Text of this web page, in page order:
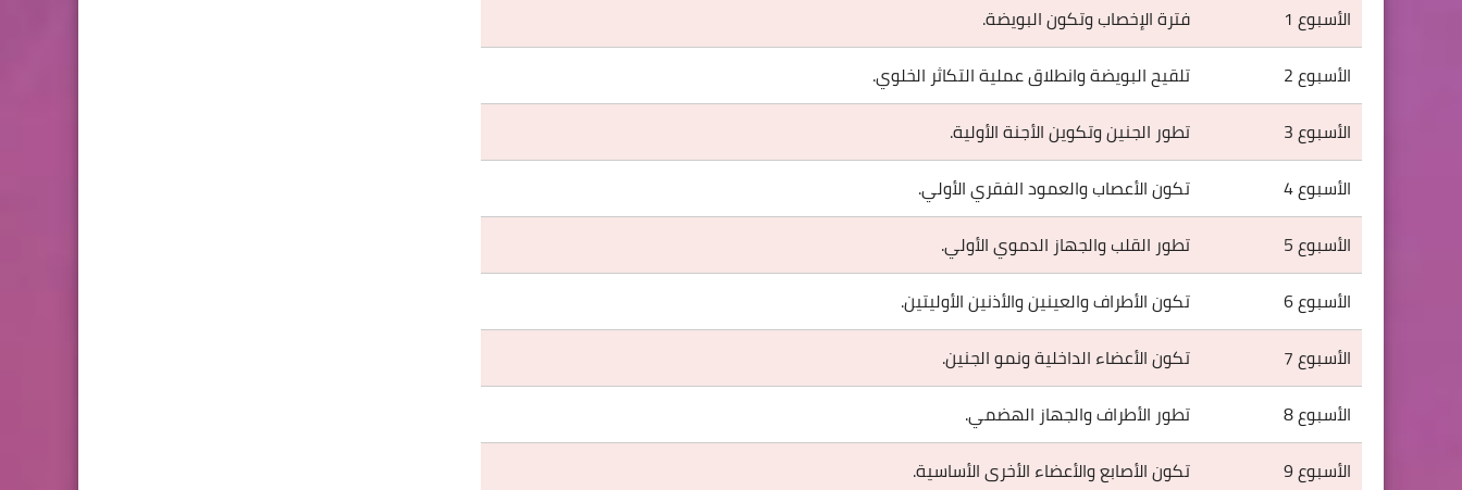
الأسبوع 1
فترة الإخصاب وتكون البويضة.
الأسبوع 2
تلقيح البويضة وانطلاق عملية التكاثر الخلوي.
الأسبوع 3
تطور الجنين وتكوين الأجنة الأولية.
الأسبوع 4
تكون الأعصاب والعمود الفقري الأولي.
الأسبوع 5
تطور القلب والجهاز الدموي الأولي.
الأسبوع 6
تكون الأطراف والعينين والأذنين الأوليتين.
الأسبوع 7
تكون الأعضاء الداخلية ونمو الجنين.
الأسبوع 8
تطور الأطراف والجهاز الهضمي.
الأسبوع 9
تكون الأصابع والأعضاء الأخرى الأساسية.